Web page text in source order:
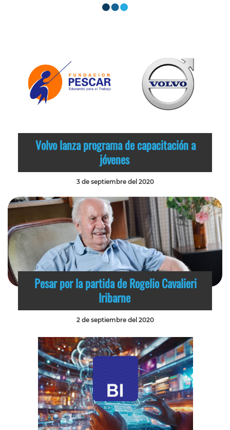
Volvo lanza programa de capacitación a
jóvenes
3 de septiembre del 2020
Pesar por la partida de Rogelio Cavalieri
Iribarne
2 de septiembre del 2020